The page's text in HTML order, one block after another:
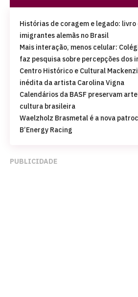
Histórias de coragem e legado:
imigrantes alemãs no Brasil
Mais interação, menos celular:
faz pesquisa sobre percepções dos
Centro Histórico e Cultural
inédita da artista Carolina Vigna
Calendários da BASF preservam
cultura brasileira
Waelzholz Brasmetal é a nova
B’Energy Racing
PUBLICIDADE